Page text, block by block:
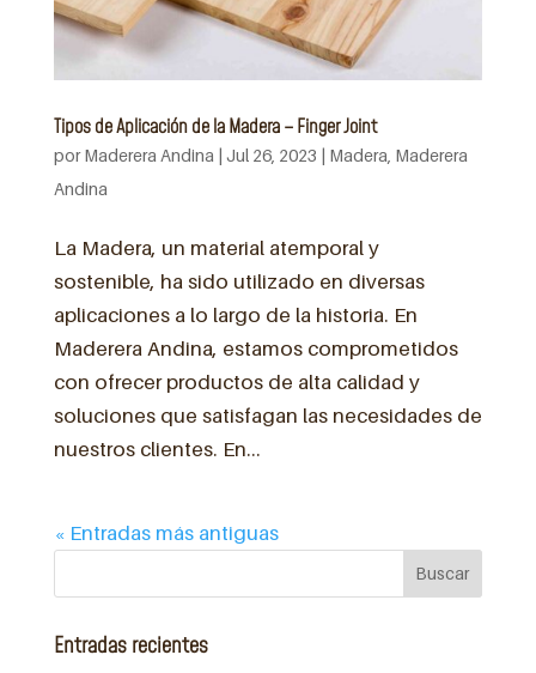
Tipos de Aplicación de la Madera – Finger Joint
porMaderera Andina | Jul 26, 2023 | Madera Maderera
Andina
La Madera, un material atemporal y
sostenible, ha sido utilizado en diversas
aplicaciones a lo largo de la historia. En
Maderera Andina, estamos comprometidos
con ofrecer productos de alta calidad y
soluciones que satisfagan las necesidades de
nuestros clientes. En...
« Entradas más antiguas
Entradas recientes